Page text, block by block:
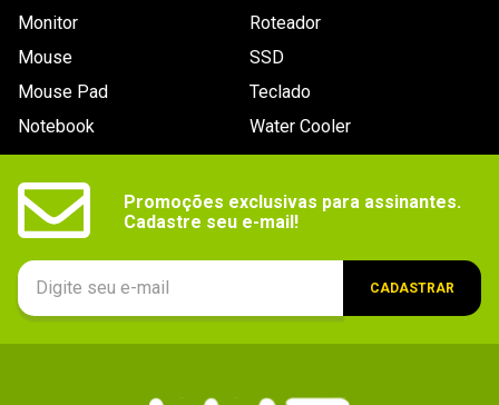
Monitor
Mouse
Mouse Pad
Notebook
Roteador
SSD
Teclado
Water Cooler
Promoções exclusivas para assinantes.
Cadastre seu e-mail!
CADASTRAR